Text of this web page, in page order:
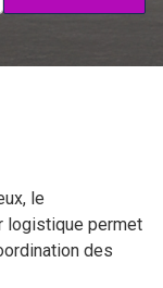
le
logistique permet
des